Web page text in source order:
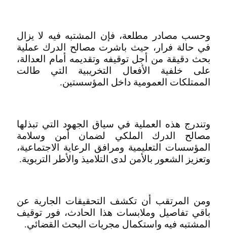
وحسب مصادر مطلعة، فإن المشتبه فيه لا يزال
في حالة فرار، حيث باشرت مصالح الدرك عملية
بحث دقيقة من أجل توقيفه وتقديمه أمام العدالة،
على خلفية الأفعال التخريبية التي طالت
الممتلكات العمومية داخل المؤسستين.
وتندرج هذه العملية في سياق الجهود التي تبذلها
مصالح الدرك الملكي لضمان أمن وسلامة
المؤسسات التعليمية ومرافق الرعاية الاجتماعية،
وتعزيز الشعور بالأمن لدى التلاميذ والأطر التربوية.
ومن المرتقب أن تكشف التحقيقات الجارية عن
باقي تفاصيل وملابسات هذا الحادث، فور توقيف
المشتبه فيه واستكمال مجريات البحث القضائي.